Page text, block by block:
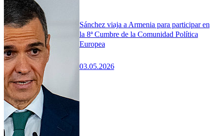
Sánchez viaja a Armenia para participar en
la 8ª Cumbre de la Comunidad Política
Europea
03.05.2026